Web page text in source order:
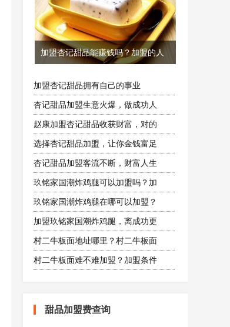
加盟杏记甜品能赚钱吗？加盟的人
加盟杏记甜品拥有自己的事业
杏记甜品加盟生意火爆，做成功人
赵康加盟杏记甜品收获财富，对的
选择杏记甜品加盟，让你金钱富足
杏记甜品加盟客流不断，财富人生
玖铭家国潮炸鸡腿可以加盟吗？加
玖铭家国潮炸鸡腿在哪可以加盟？
加盟玖铭家国潮炸鸡腿，离成功更
村二牛板面地址哪里？村二牛板面
村二牛板面难不难加盟？加盟条件
甜品加盟费查询